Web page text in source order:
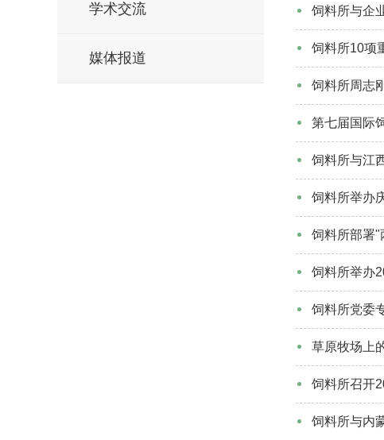
学术交流
媒体报道
饲料所与企
饲料所10项
饲料所周志
第七届国际
饲料所与江
饲料所举办
饲料所部署"
饲料所举办
饲料所党委
草原牧场上
饲料所召开
饲料所与内